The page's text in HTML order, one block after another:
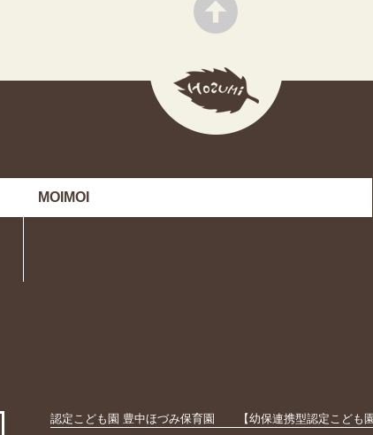
MOIMOI
認定こども園 豊中ほづみ保育園 【幼保連携型認定こども